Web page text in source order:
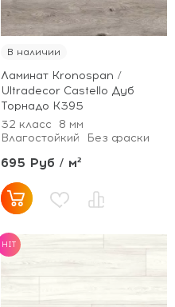
В наличии
Ламинат Kronospan /
Ultradecor Castello Дуб
Торнадо К395
32 класс
8 мм
Влагостойкий
Без фаски
695 Руб / м²
HIT